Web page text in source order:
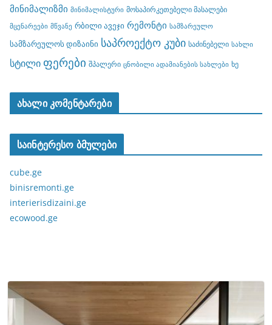
მინიმალიზმი მინიმალისტური მოსაპირკეთებელი მასალები
მცენარეები მწვანე რბილი ავეჯი რემონტი სამზარეულო
სამზარეულოს დიზაინი საპროექტო კუბი საძინებელი სახლი
სტილი ფერები შპალერი ცნობილი ადამიანების სახლები ხე
ახალი კომენტარები
საინტერესო ბმულები
cube.ge
binisremonti.ge
interierisdizaini.ge
ecowood.ge